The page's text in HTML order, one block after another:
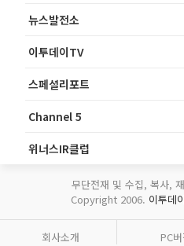
뉴스발전소
이투데이TV
스페셜리포트
Channel 5
위너스IR클럽
무단전재 및 수집, 복사,
Copyright 2006. 이투데이
회사소개 PC